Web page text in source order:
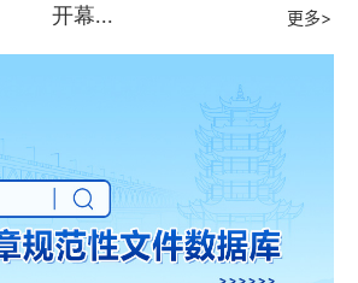
开幕...
更多>